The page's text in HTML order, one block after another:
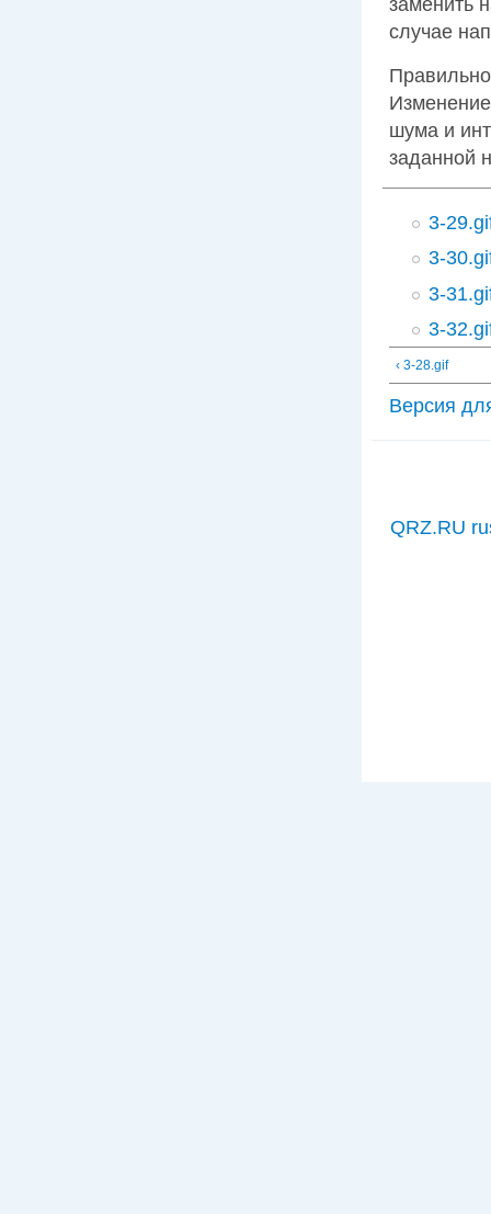
заменить
случае
шума и
заданной
3-
3-
3-
3-
‹ 3-28.gif
Версия
QRZ.RU